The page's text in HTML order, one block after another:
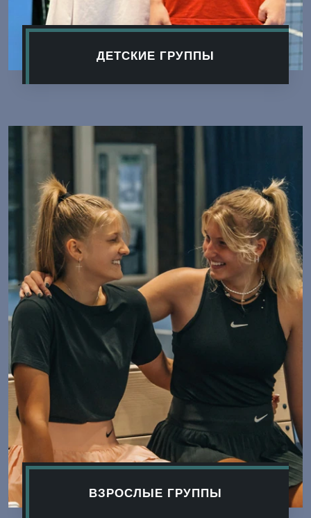
ДЕТСКИЕ ГРУППЫ
ВЗРОСЛЫЕ ГРУППЫ